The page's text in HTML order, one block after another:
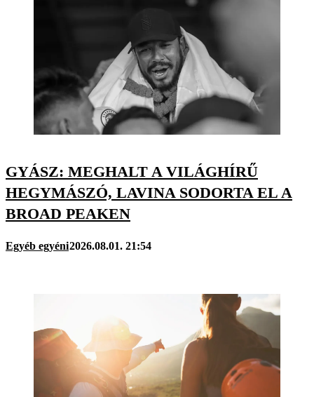
GYÁSZ: MEGHALT A VILÁGHÍRŰ
HEGYMÁSZÓ, LAVINA SODORTA EL A
BROAD PEAKEN
Egyéb egyéni2026.08.01. 21:54